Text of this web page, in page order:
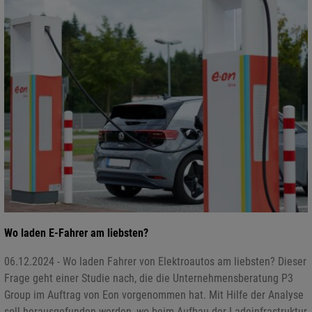
Wo laden E-Fahrer am liebsten?
06.12.2024 - Wo laden Fahrer von Elektroautos am liebsten? Dieser
Frage geht einer Studie nach, die die Unternehmensberatung P3
Group im Auftrag von Eon vorgenommen hat. Mit Hilfe der Analyse